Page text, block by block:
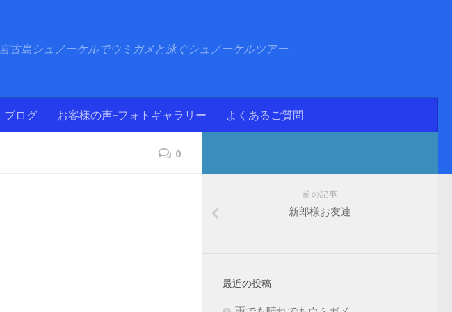
宮古島シュノーケルでウミガメと泳ぐシュノーケルツアー
ブログ お客様の声+フォトギャラリー よくあるご質問
0
前の記事
新郎様お友達
最近の投稿